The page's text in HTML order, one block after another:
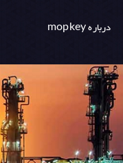
درباره mopkey